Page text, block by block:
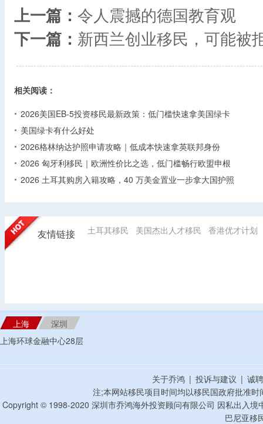
上一篇： 令人震撼的德国教育观
下一篇： 新西兰创业移民，可能被
相关阅读：
2026美国EB-5投资移民最新政策：低门槛快速拿美国绿卡
美国绿卡有什么好处
2026格林纳达护照申请攻略｜低成本快速拿英联邦身份
2026 匈牙利移民｜欧洲性价比之选，低门槛畅行欧盟申根
2026 土耳其购房入籍攻略，40 万美金置业一步拿大国护照
友情链接 土耳其移民 美国杰出人才移民 香港优才计划
上海
深圳
上海环球金融中心28层
关于乔鸿 | 投诉与建议 | 诚
注;本网站移民项目时间均以移民国政府批准
Copyright © 1998-2020 深圳市乔鸿海外投资顾问有限公司 因私出入
巴尼亚移